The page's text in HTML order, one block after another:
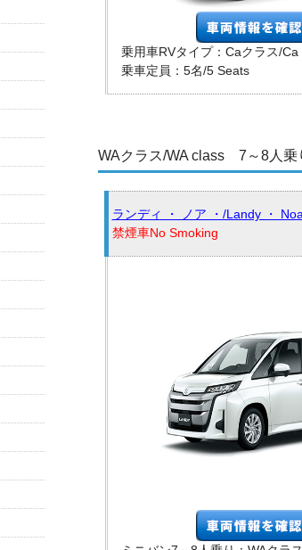
乗用車RVタイプ：Caクラス/Ca
乗車定員：5名/5 Seats
WAクラス/WA class 7～8人乗
ランディ ・ ノア ・/Landy ・
禁煙車No Smoking